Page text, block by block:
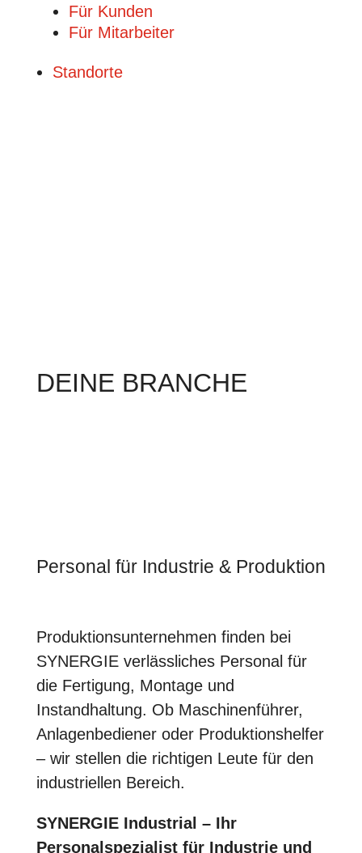
Für Kunden
Für Mitarbeiter
Standorte
DEINE BRANCHE
Personal für Industrie & Produktion
Produktionsunternehmen finden bei
SYNERGIE verlässliches Personal für
die Fertigung, Montage und
Instandhaltung. Ob Maschinenführer,
Anlagenbediener oder Produktionshelfer
– wir stellen die richtigen Leute für den
industriellen Bereich.
SYNERGIE Industrial – Ihr
Personalspezialist für Industrie und